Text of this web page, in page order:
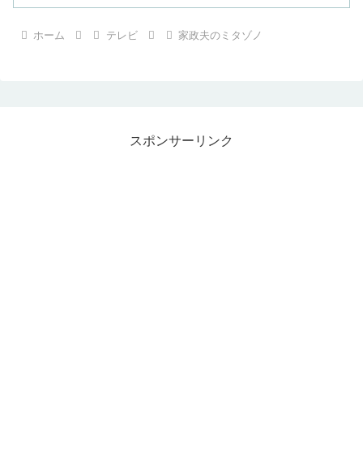
ホーム テレビ 家政夫のミタゾノ
スポンサーリンク